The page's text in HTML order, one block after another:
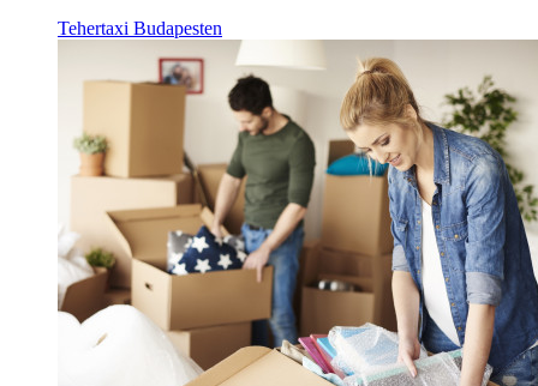
Tehertaxi Budapesten